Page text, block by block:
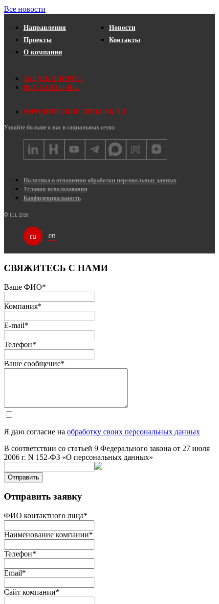
Все новости
Направления
Проекты
О компании
Новости
Контакты
ЗАДАТЬ ВОПРОС
ВСЕ САЙТЫ ICL
ЮРИДИЧЕСКИЕ ЛИЦА ГК ICL
Узнайте больше о нас в социальных сетях
Политика в отношении обработки персональных данных
Условия использования
Конфиденциальность
© ICL 2026
ru en
СВЯЖИТЕСЬ С НАМИ
Ваше ФИО*
Компания*
E-mail*
Телефон*
Ваше сообщение*
Я даю согласие на обработку своих персональных данных
В соответствии со статьей 9 Федерального закона от 27 июля
2006 г. N 152-ФЗ «О персональных данных»
Отправить
Отправить заявку
ФИО контактного лица*
Наименование компании*
Телефон*
Email*
Сайт компании*